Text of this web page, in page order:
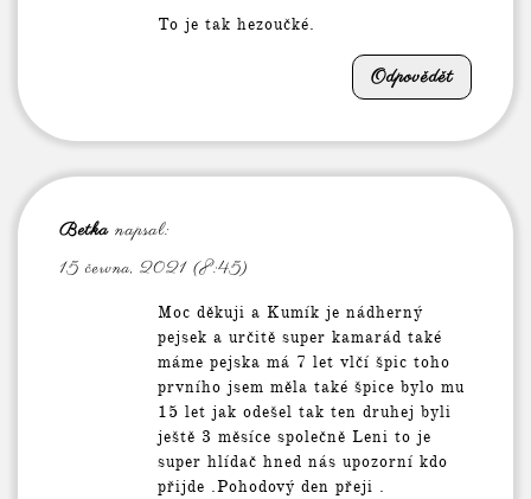
To je tak hezoučké.
Odpovědět
Betka napsal:
15 června, 2021 (8:45)
Moc děkuji a Kumík je nádherný
pejsek a určitě super kamarád také
máme pejska má 7 let vlčí špic toho
prvního jsem měla také špice bylo mu
15 let jak odešel tak ten druhej byli
ještě 3 měsíce společně Leni to je
super hlídač hned nás upozorní kdo
přijde .Pohodový den přeji .